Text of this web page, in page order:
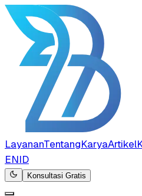
LayananTentangKaryaArtikel
ENID
Konsultasi Gratis